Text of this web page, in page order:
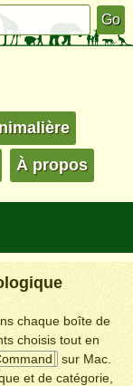
À propos
chaque boîte de
choisis tout en
sur Mac.
et de catégorie,